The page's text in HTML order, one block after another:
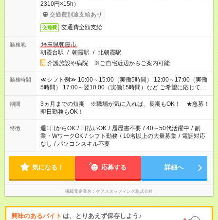
2310円×15h）
交通費別途支給あり
交通費 交通費全額支給
勤務地
埼玉県朝霞市
朝霞台駅 / 朝霞駅 / 北朝霞駅
介護施設や病院 ※ご自宅近辺からご案内可能
勤務時間
≪シフト例≫ 10:00～15:00（実働5時間） 12:00～17:00（実働
5時間） 17:00～翌10:00（実働15時間）など ご希望に応じて、
働く時間は調整できます！ お気軽に担当へ相談ください！
期間
3ヵ月までの短期 ※職場が気に入れば、長期もOK！ ★急募！
即日勤務もOK！
特徴 週1日からOK / 日払いOK / 履歴書不要 / 40～50代活躍中 / 副
業・WワークOK / シフト勤務 / 10名以上の大量募集 / 電話対応
なし / パソコンスキル不要
気になる！ 応募する 詳細へ
掲載元企業名 ケアスタッフィング株式会社
興味のあるバイト は、とりあえず保存しよう♪